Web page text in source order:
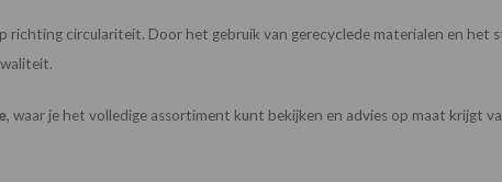
richting circulariteit. Door het gebruik van gerecyclede materialen en het
, waar je het volledige assortiment kunt bekijken en advies op maat krijgt